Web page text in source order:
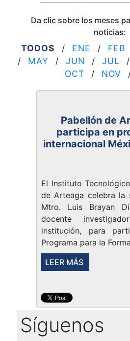
Da clic sobre los meses
noticias:
TODOS / ENE / FEB
/
MAY / JUN / JUL /
OCT
/ NOV
Pabellón de
participa en
internacional
El Instituto
de Arteaga celebra la
Mtro. Luis Brayan
docente
institución, para
Programa para la
LEER MÁS
Síguenos